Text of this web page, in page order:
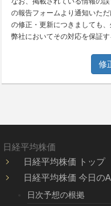
の報告フォームより通知いた
の修正・更新につきましても
弊社においてその対応を保証す
修
日経平均株価
日経平均株価 トップ
日経平均株価 今日の
日次予想の根拠